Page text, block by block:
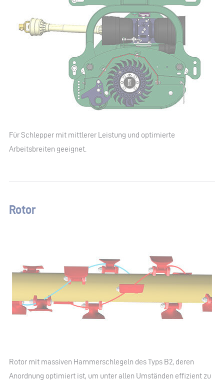
Für Schlepper mit mittlerer Leistung und optimierte
Arbeitsbreiten geeignet.
Rotor
Rotor mit massiven Hammerschlegeln des Typs B2, deren
Anordnung optimiert ist, um unter allen Umständen effizient zu